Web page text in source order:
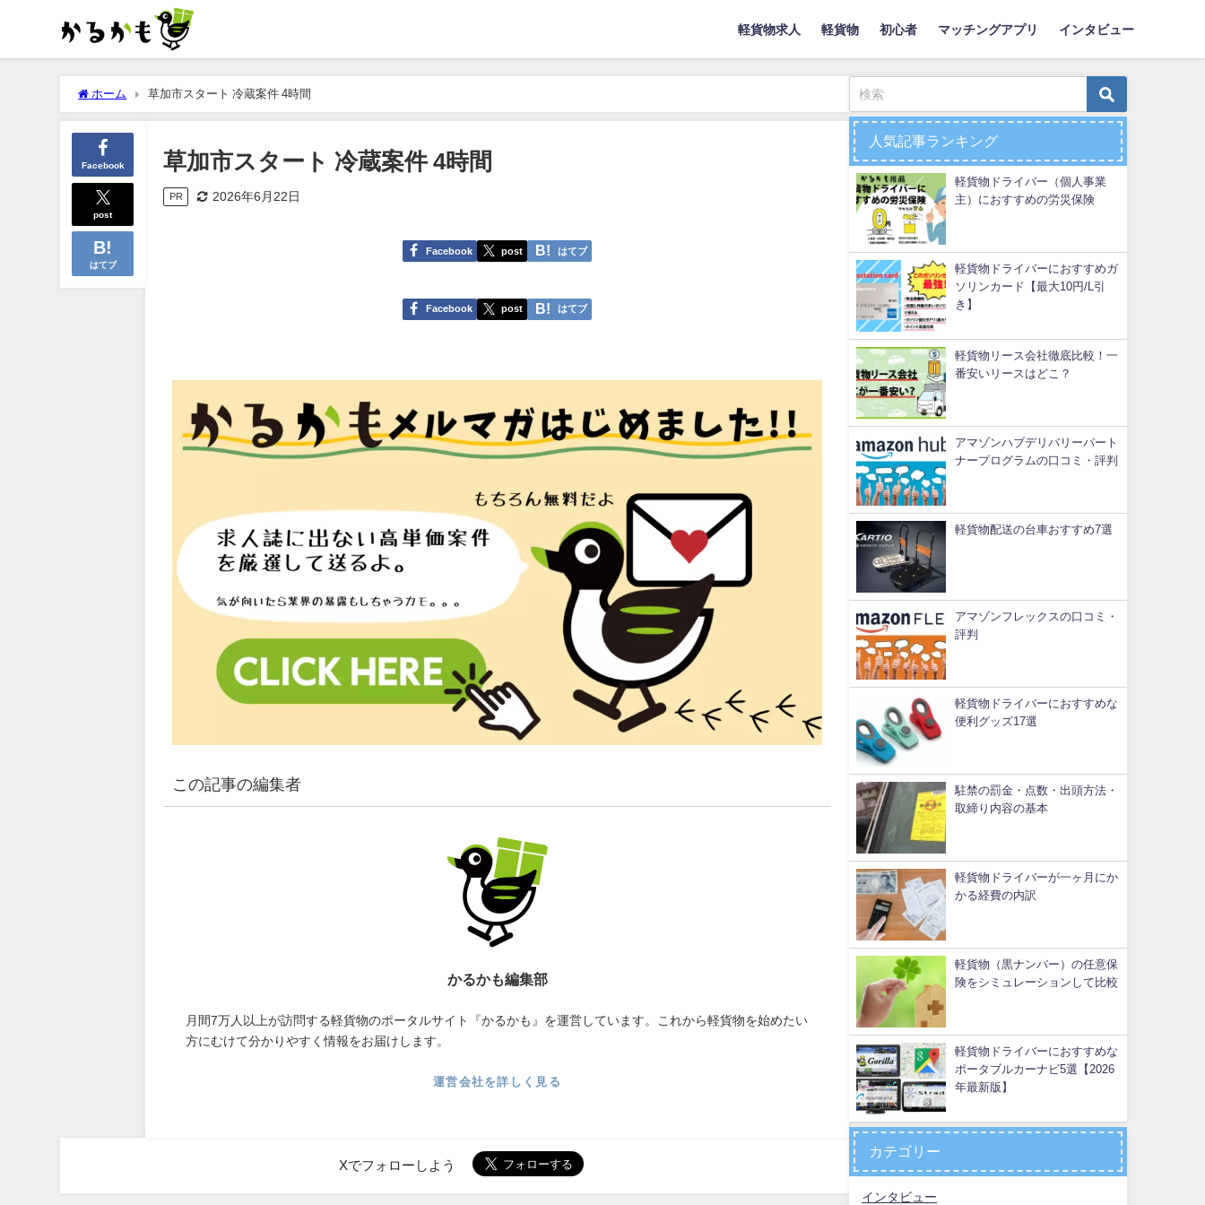
軽貨物求人 軽貨物 初心者 マッチングアプリ インタビュー
ホーム 草加市スタート 冷蔵案件 4時間
Facebook
post
はてブ
草加市スタート 冷蔵案件 4時間
PR 2026年6月22日
Facebook post はてブ
Facebook post はてブ
この記事の編集者
かるかも編集部
月間7万人以上が訪問する軽貨物のポータルサイト『かるかも』を運営しています。これから軽貨物を始めたい
方にむけて分かりやすく情報をお届けします。
運営会社を詳しく見る
Xでフォローしよう
人気記事ランキング
軽貨物ドライバー（個人事業
主）におすすめの労災保険
軽貨物ドライバーにおすすめガ
ソリンカード【最大10円/L引
き】
軽貨物リース会社徹底比較！一
番安いリースはどこ？
アマゾンハブデリバリーパート
ナープログラムの口コミ・評判
軽貨物配送の台車おすすめ7選
アマゾンフレックスの口コミ・
評判
軽貨物ドライバーにおすすめな
便利グッズ17選
駐禁の罰金・点数・出頭方法・
取締り内容の基本
軽貨物ドライバーが一ヶ月にか
かる経費の内訳
軽貨物（黒ナンバー）の任意保
険をシミュレーションして比較
軽貨物ドライバーにおすすめな
ポータブルカーナビ5選【2026
年最新版】
カテゴリー
インタビュー